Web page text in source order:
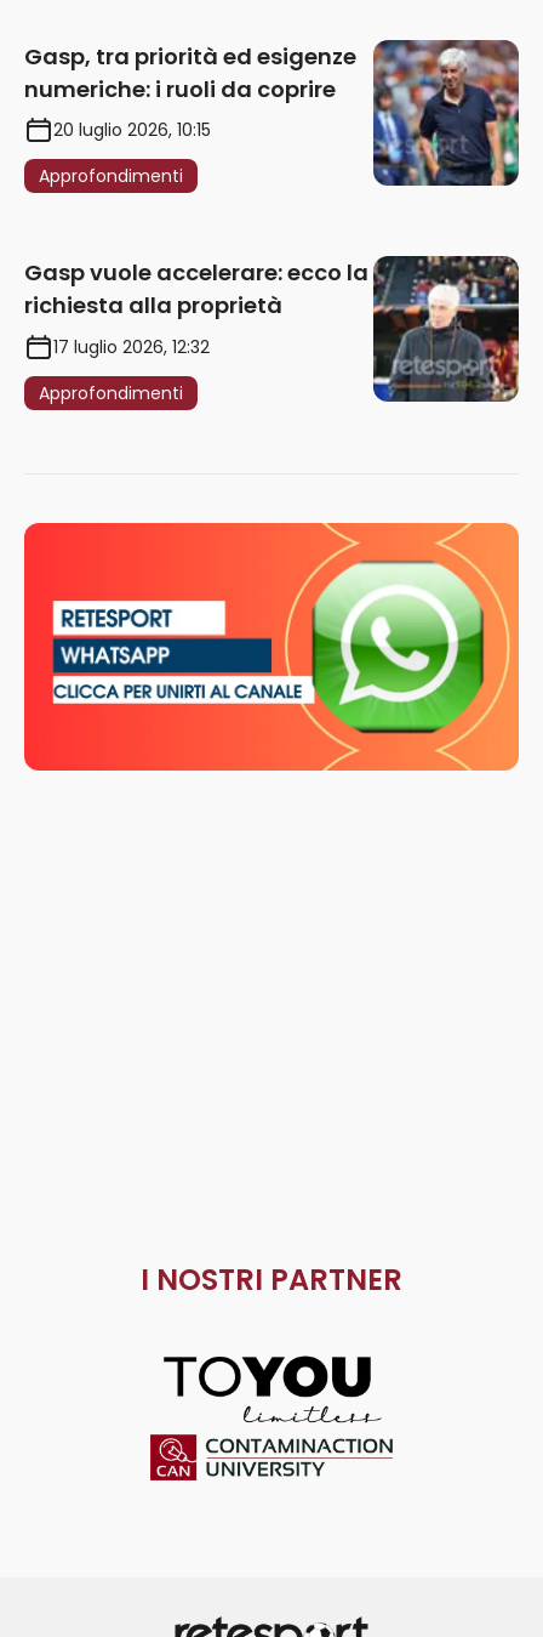
Gasp, tra priorità ed esigenze
numeriche: i ruoli da coprire
20 luglio 2026, 10:15
Approfondimenti
Gasp vuole accelerare: ecco la
richiesta alla proprietà
17 luglio 2026, 12:32
Approfondimenti
I NOSTRI PARTNER
ToYou